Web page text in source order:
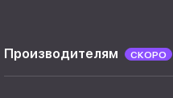
Производителям СКОРО